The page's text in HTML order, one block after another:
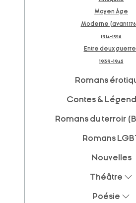
Moyen Âge
Moderne (avant
1914-1918
Entre deux
1939-1945
Romans
Contes &
Romans du terroir
Romans
Nouvelles
Théâtre
Poésie